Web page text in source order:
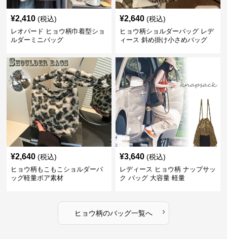
¥2,410 (税込)
レオパード ヒョウ柄巾着型ショ
ルダーミニバッグ
¥2,640 (税込)
ヒョウ柄ショルダーバッグ レデ
ィース 斜め掛け小さめバッグ
¥2,640 (税込)
ヒョウ柄もこもこショルダーバ
ッグ軽量ボア素材
¥3,640 (税込)
レディース ヒョウ柄 ナップサッ
ク バッグ 大容量 軽量
ヒョウ柄のバッグ一覧へ ›